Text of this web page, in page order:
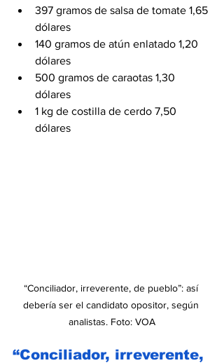
397 gramos de salsa de tomate 1,65
dólares
140 gramos de atún enlatado 1,20
dólares
500 gramos de caraotas 1,30
dólares
1 kg de costilla de cerdo 7,50
dólares
“Conciliador, irreverente, de pueblo”: así
debería ser el candidato opositor, según
analistas. Foto: VOA
“Conciliador, irreverente,